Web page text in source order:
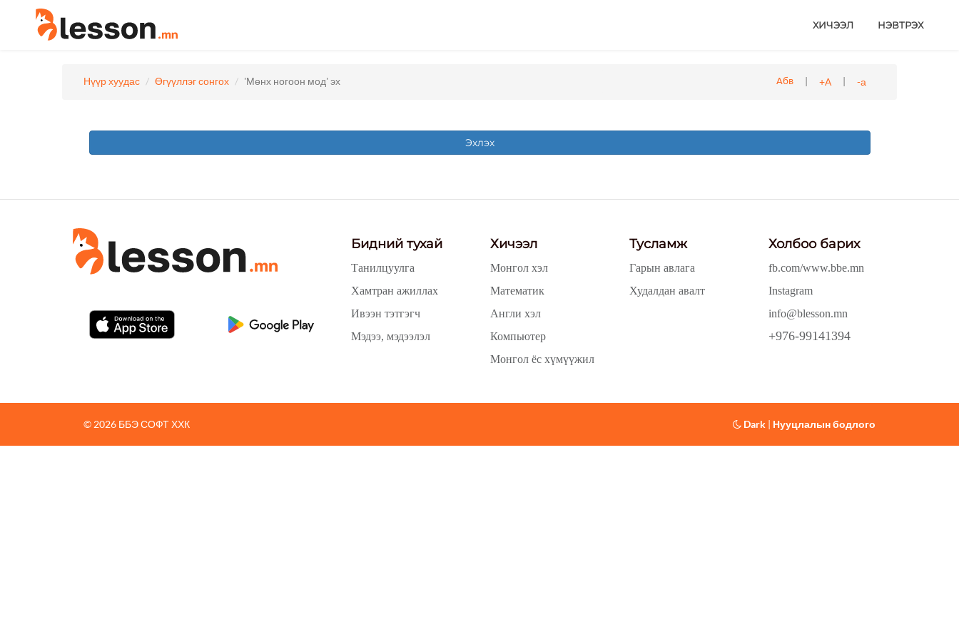
ХИЧЭЭЛ НЭВТРЭХ
Нүүр хуудас Өгүүллэг сонгох 'Мөнх ногоон мод' эх Абв | +А | -а
Эхлэх
Бидний тухай
Танилцуулга
Хамтран ажиллах
Ивээн тэтгэгч
Мэдээ, мэдээлэл
Хичээл
Монгол хэл
Математик
Англи хэл
Компьютер
Монгол ёс хүмүүжил
Тусламж
Гарын авлага
Худалдан авалт
Холбоо барих
fb.com/www.bbe.mn
Instagram
info@blesson.mn
+976-99141394
© 2026 ББЭ СОФТ ХХК Dark | Нууцлалын бодлого